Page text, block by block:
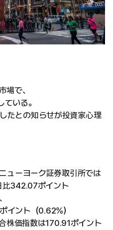
場で、
いる。
たとの知らせが投資家心理
ューヨーク証券取引所では
比342.07ポイント
イント（0.62%）
株価指数は170.91ポイント